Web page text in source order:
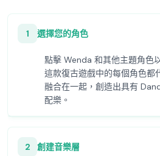
1 選擇您的角色
點擊 Wenda 和其他主題角色
這款復古遊戲中的每個角色都
融合在一起，創造出具有
配樂。
2 創建音樂層